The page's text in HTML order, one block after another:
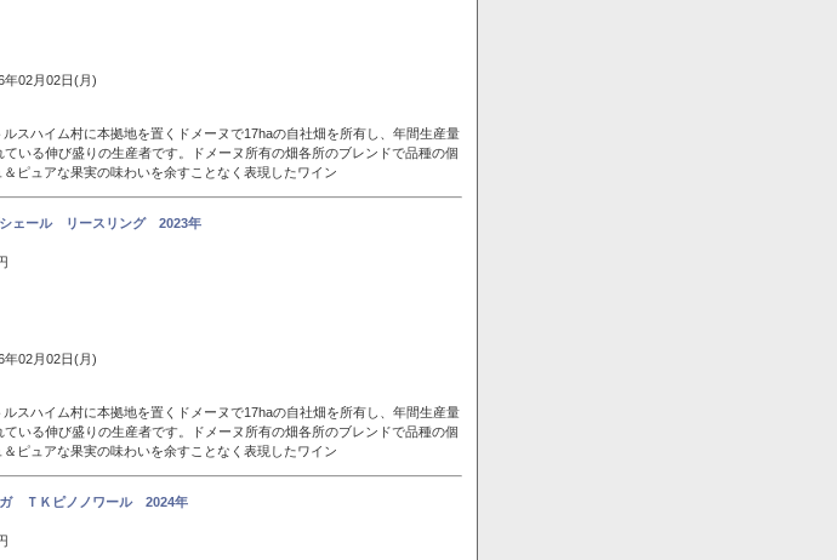
年02月02日(月)
スハイム村に本拠地を置くドメーヌで17haの自社畑を所有し、年間生産量
いる伸び盛りの生産者です。ドメーヌ所有の畑各所のブレンドで品種の個
ピュアな果実の味わいを余すことなく表現したワイン
シェール リースリング 2023年
年02月02日(月)
スハイム村に本拠地を置くドメーヌで17haの自社畑を所有し、年間生産量
いる伸び盛りの生産者です。ドメーヌ所有の畑各所のブレンドで品種の個
ピュアな果実の味わいを余すことなく表現したワイン
ガ ＴＫピノノワール 2024年